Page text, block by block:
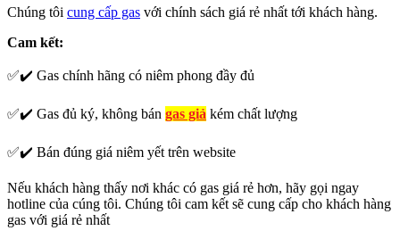
Chúng tôi cung cấp gas với chính sách giá rẻ nhất tới khách hàng.
Cam kết:
✅✔️ Gas chính hãng có niêm phong đầy đủ
✅✔️ Gas đủ ký, không bán gas giả kém chất lượng
✅✔️ Bán đúng giá niêm yết trên website
Nếu khách hàng thấy nơi khác có gas giá rẻ hơn, hãy gọi ngay
hotline của cúng tôi. Chúng tôi cam kết sẽ cung cấp cho khách hàng
gas với giá rẻ nhất